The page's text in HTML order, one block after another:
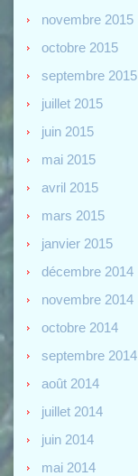
novembre 2015
octobre 2015
septembre 2015
juillet 2015
juin 2015
mai 2015
avril 2015
mars 2015
janvier 2015
décembre 2014
novembre 2014
octobre 2014
septembre 2014
août 2014
juillet 2014
juin 2014
mai 2014